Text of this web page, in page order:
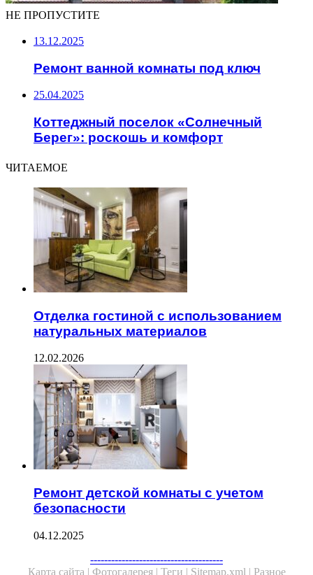
НЕ ПРОПУСТИТЕ
13.12.2025
Ремонт ванной комнаты под ключ
25.04.2025
Коттеджный поселок «Солнечный
Берег»: роскошь и комфорт
ЧИТАЕМОЕ
Отделка гостиной с использованием
натуральных материалов
12.02.2026
Ремонт детской комнаты с учетом
безопасности
04.12.2025
--------------------------------------
Карта сайта | Фотогалерея | Теги | Sitemap.xml | Разное